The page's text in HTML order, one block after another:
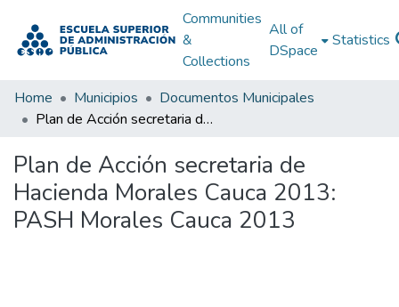
Communities
&
Collections
All of
DSpace
Statistics
Home Municipios
Documentos Municipales
Plan de Acción secretaria de Hacienda Morales Cauca 2013: PASH Morales Cauca 2013
Plan de Acción secretaria de
Hacienda Morales Cauca 2013:
PASH Morales Cauca 2013